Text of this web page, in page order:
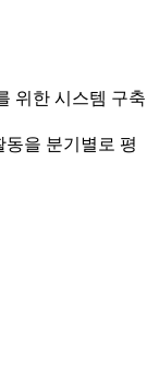
위한 시스템 구축
을 분기별로 평